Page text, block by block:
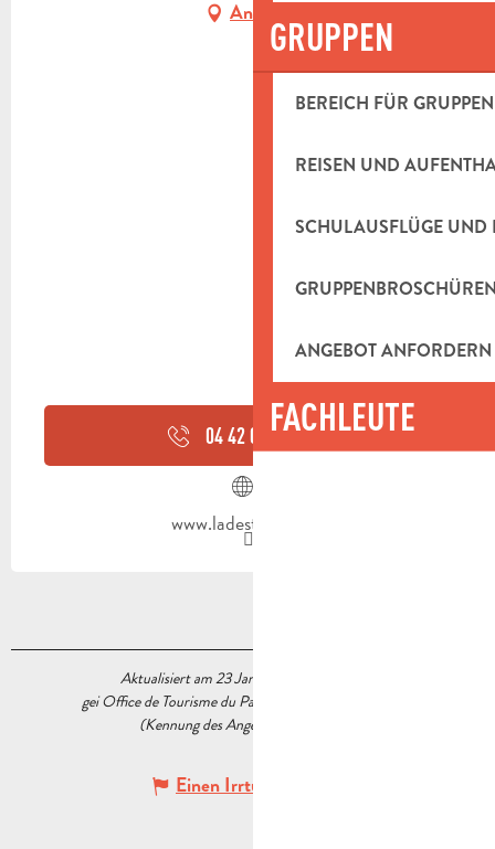
GRUPPEN
BEREICH FÜR GRUPPEN
REISEN UND
SCHULAUSFLÜGE UND
ANGEBOT ANFORDERN
FACHLEUTE
Anfahrt
04 42 04 86▒▒
www.ladestrousse.fr
Aktualisiert am 23 Januar 2023 Um 15:16
gei Office de Tourisme du Pays d’Aubagne et de l’Étoile
(Kennung des Angebots :
Einen Irrtum angeben